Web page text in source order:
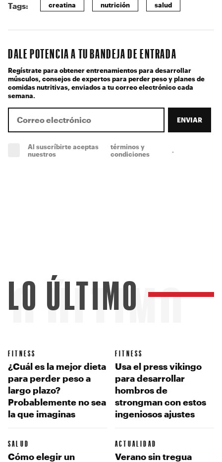
Tags: creatina nutrición salud
DALE POTENCIA A TU BANDEJA DE ENTRADA
Regístrate para obtener entrenamientos para desarrollar
músculos, consejos de expertos para perder peso y planes de
comidas nutritivas, enviados a tu correo electrónico cada
semana.
ENVIAR
Al suscríbirte aceptas
nuestros
términos y
condiciones
.
ÚLTIMO
LO ÚLTIMO
FITNESS
¿Cuál es la mejor dieta
para perder peso a
largo plazo?
Probablemente no sea
la que imaginas
FITNESS
Usa el press vikingo
para desarrollar
hombros de
strongman con estos
ingeniosos ajustes
SALUD
Cómo elegir un
ACTUALIDAD
Verano sin tregua